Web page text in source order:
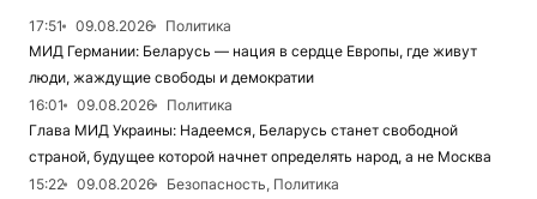
17:51 09.08.2026
Политика
МИД Германии: Беларусь — нация в сердце Европы, где живут
люди, жаждущие свободы и демократии
16:01
09.08.2026
Политика
Глава МИД Украины: Надеемся, Беларусь станет свободной
страной, будущее которой начнет определять народ, а не Москва
15:22
09.08.2026
Безопасность, Политика